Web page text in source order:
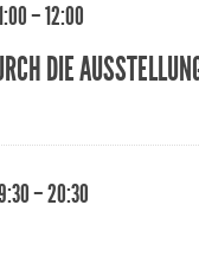
– 12:00
DIE
– 20:30